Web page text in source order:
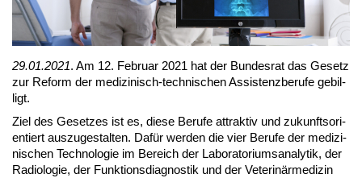
29.01.2021. Am 12. Fe­bru­ar 2021 hat der Bun­des­rat das Ge­setz
zur Re­form der me­di­zi­nisch-tech­ni­schen As­sis­tenz­be­ru­fe ge­bil­
ligt.
Ziel des Ge­set­zes ist es, die­se Be­ru­fe at­trak­tiv und zu­kunfts­ori­
en­tiert aus­zu­ge­stal­ten. Da­für wer­den die vier Be­ru­fe der me­di­zi­
ni­schen Tech­no­lo­gie im Be­reich der La­bo­ra­to­ri­ums­ana­ly­tik, der
Ra­dio­lo­gie, der Funk­ti­ons­dia­gnos­tik und der Ve­te­ri­när­me­di­zin